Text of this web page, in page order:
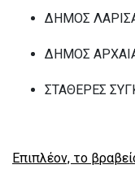
ΔΗΜΟΣ
ΔΗΜΟΣ
ΣΤΑΘΕΡΕΣ
Επιπλέον, τo βραβεί